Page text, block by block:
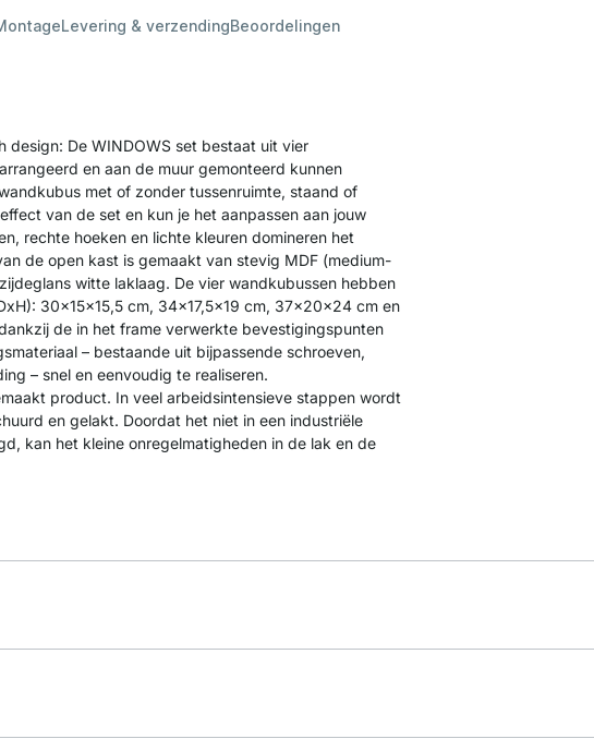
Levering & verzendingBeoordelingen
design: De WINDOWS set bestaat uit vier
en aan de muur gemonteerd kunnen
met of zonder tussenruimte, staand of
van de set en kun je het aanpassen aan jouw
rechte hoeken en lichte kleuren domineren het
de open kast is gemaakt van stevig MDF (medium-
witte laklaag. De vier wandkubussen hebben
30x15x15,5 cm, 34x17,5x19 cm, 37x20x24 cm en
de in het frame verwerkte bevestigingspunten
– bestaande uit bijpassende schroeven,
– snel en eenvoudig te realiseren.
product. In veel arbeidsintensieve stappen wordt
en gelakt. Doordat het niet in een industriële
kan het kleine onregelmatigheden in de lak en de